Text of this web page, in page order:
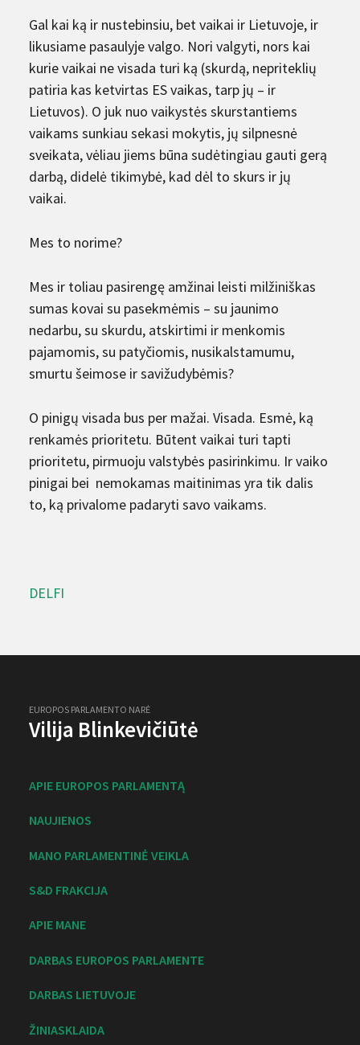
Gal kai ką ir nustebinsiu, bet vaikai ir Lietuvoje, ir
likusiame pasaulyje valgo. Nori valgyti, nors kai
kurie vaikai ne visada turi ką (skurdą, nepriteklių
patiria kas ketvirtas ES vaikas, tarp jų – ir
Lietuvos). O juk nuo vaikystės skurstantiems
vaikams sunkiau sekasi mokytis, jų silpnesnė
sveikata, vėliau jiems būna sudėtingiau gauti gerą
darbą, didelė tikimybė, kad dėl to skurs ir jų
vaikai.
Mes to norime?
Mes ir toliau pasirengę amžinai leisti milžiniškas
sumas kovai su pasekmėmis – su jaunimo
nedarbu, su skurdu, atskirtimi ir menkomis
pajamomis, su patyčiomis, nusikalstamumu,
smurtu šeimose ir savižudybėmis?
O pinigų visada bus per mažai. Visada. Esmė, ką
renkamės prioritetu. Būtent vaikai turi tapti
prioritetu, pirmuoju valstybės pasirinkimu. Ir vaiko
pinigai bei nemokamas maitinimas yra tik dalis
to, ką privalome padaryti savo vaikams.
DELFI
EUROPOS PARLAMENTO NARĖ
Vilija Blinkevičiūtė
APIE EUROPOS PARLAMENTĄ
NAUJIENOS
MANO PARLAMENTINĖ VEIKLA
S&D FRAKCIJA
APIE MANE
DARBAS EUROPOS PARLAMENTE
DARBAS LIETUVOJE
ŽINIASKLAIDA